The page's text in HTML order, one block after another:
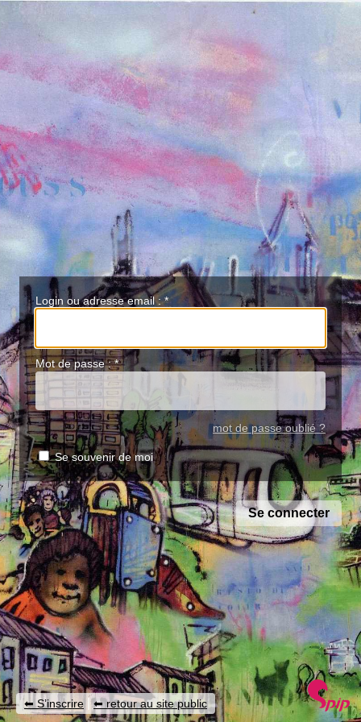
Login ou adresse email :*
Mot de passe :*
mot de passe oublié ?
Se souvenir de moi
S’inscrire | retour au site public